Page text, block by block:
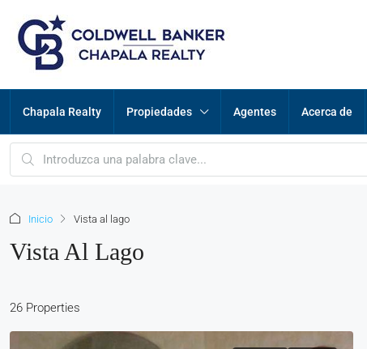
Chapala Realty Propiedades Agentes Acerca de
Inicio Vista al lago
Vista Al Lago
26 Properties